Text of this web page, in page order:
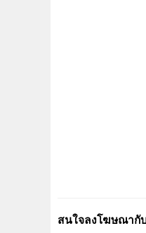
สนใจลงโฆษณากั